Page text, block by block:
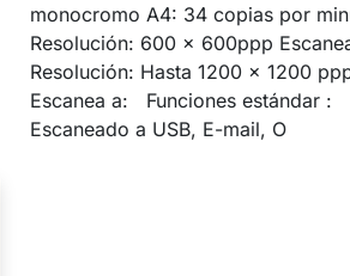
monocromo A4: 34 copias por
Resolución: 600 x 600ppp
Resolución: Hasta 1200 x 1200
Escanea a: Funciones estándar :
Escaneado a USB, E-mail, O